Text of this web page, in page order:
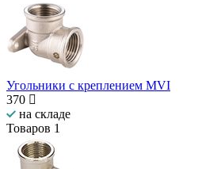
Угольники с креплением MVI
370
на складе
Товаров 1